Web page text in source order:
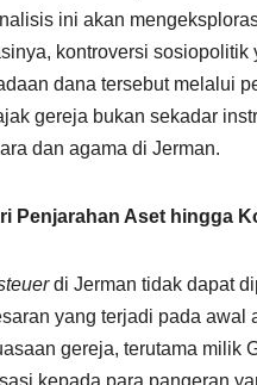
ini akan
kontroversi
dana tersebut melalui
gereja bukan sekadar
dan agama di Jerman.
Penjarahan Aset hingga
di Jerman tidak dapat
yang terjadi pada awal
gereja, terutama milik